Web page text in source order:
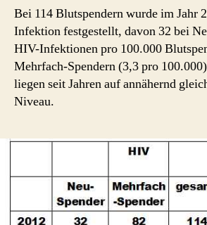
Bei 114 Blutspendern wurde im Jahr
Infektion festgestellt, davon 32 bei
HIV-Infektionen pro 100.000
Mehrfach-Spendern (3,3 pro
liegen seit Jahren auf annähernd
Niveau.